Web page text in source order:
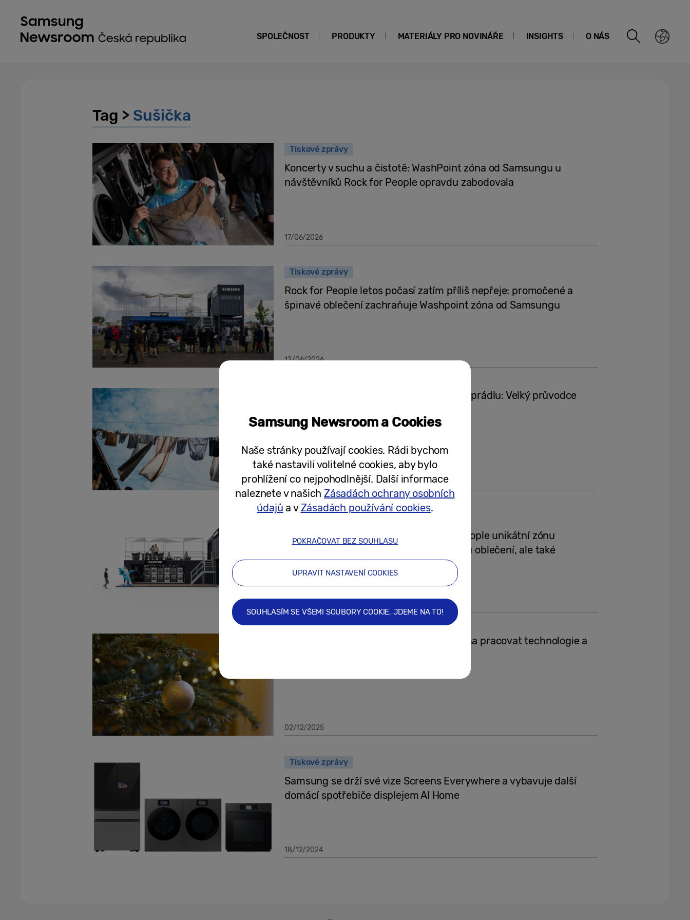
SPOLEČNOST PRODUKTY MATERIÁLY PRO NOVINÁŘE INSIGHTS O NÁS
Tag > Sušička
Tiskové zprávy
Koncerty v suchu a čistotě: WashPoint zóna od Samsungu u
návštěvníků Rock for People opravdu zabodovala
17/06/2026
Tiskové zprávy
Rock for People letos počasí zatím příliš nepřeje: promočené a
špinavé oblečení zachraňuje Washpoint zóna od Samsungu
12/06/2026
Od zašedlých triček k dokonale čistému prádlu: Velký průvodce
12/06/2026
Samsung přináší na festival Rock for People unikátní zónu
WashPoint. Návštěvníci si nejen vyperou oblečení, ale také
vyzkouší chytrou domácnost
Místo vánočního shonu klid. Nechte doma pracovat technologie a
02/12/2025
Tiskové zprávy
Samsung se drží své vize Screens Everywhere a vybavuje další
domácí spotřebiče displejem AI Home
18/12/2024
Samsung Newsroom a Cookies
Naše stránky používají cookies. Rádi bychom
také nastavili volitelné cookies, aby bylo
prohlížení co nejpohodlnější. Další informace
naleznete v našichZásadách ochrany osobních
údajů a vZásadách používání cookies.
POKRAČOVAT BEZ SOUHLASU
UPRAVIT NASTAVENÍ COOKIES
SOUHLASÍM SE VŠEMI SOUBORY COOKIE, JDEME NA TO!